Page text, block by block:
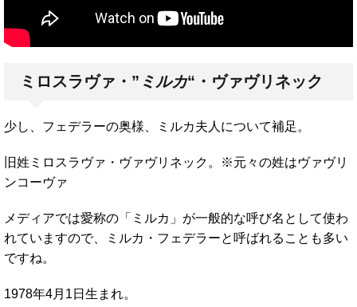
ミロスラヴァ・” ミルカ“・ヴァヴリネック
少し、フェデラーの奥様、ミルカ夫人について補足。
旧姓ミロスラヴァ・ヴァヴリネック。※元々の姓はヴァヴリ
ンコーヴァ
メディアでは愛称の「ミルカ」が一般的な呼び名として使わ
れていますので、ミルカ・フェデラーと呼ばれることも多い
ですね。
1978年4月1日生まれ。